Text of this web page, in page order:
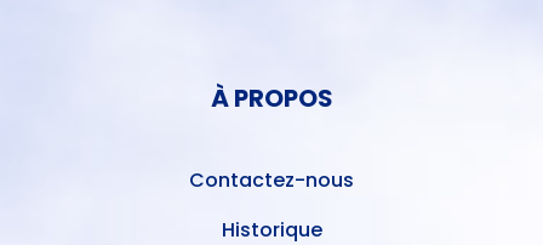
À PROPOS
Contactez-nous
Historique